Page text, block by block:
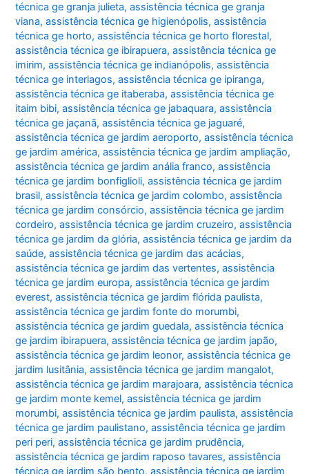
técnica ge granja julieta,assistência técnica ge granja
viana,assistência técnica ge higienópolis,assistência
técnica ge horto,assistência técnica ge horto florestal,
assistência técnica ge ibirapuera,assistência técnica ge
imirim,assistência técnica ge indianópolis,assistência
técnica ge interlagos,assistência técnica ge ipiranga,
assistência técnica ge itaberaba,assistência técnica ge
itaim bibi,assistência técnica ge jabaquara,assistência
técnica ge jaçanã,assistência técnica ge jaguaré,
assistência técnica ge jardim aeroporto,assistência técnica
ge jardim américa,assistência técnica ge jardim ampliação,
assistência técnica ge jardim anália franco,assistência
técnica ge jardim bonfiglioli,assistência técnica ge jardim
brasil,assistência técnica ge jardim colombo,assistência
técnica ge jardim consórcio,assistência técnica ge jardim
cordeiro,assistência técnica ge jardim cruzeiro,assistência
técnica ge jardim da glória,assistência técnica ge jardim da
saúde,assistência técnica ge jardim das acácias,
assistência técnica ge jardim das vertentes,assistência
técnica ge jardim europa,assistência técnica ge jardim
everest,assistência técnica ge jardim flórida paulista,
assistência técnica ge jardim fonte do morumbi,
assistência técnica ge jardim guedala,assistência técnica
ge jardim ibirapuera,assistência técnica ge jardim japão,
assistência técnica ge jardim leonor,assistência técnica ge
jardim lusitânia,assistência técnica ge jardim mangalot,
assistência técnica ge jardim marajoara,assistência técnica
ge jardim monte kemel,assistência técnica ge jardim
morumbi,assistência técnica ge jardim paulista,assistência
técnica ge jardim paulistano,assistência técnica ge jardim
peri peri,assistência técnica ge jardim prudência,
assistência técnica ge jardim raposo tavares,assistência
técnica ge jardim são bento,assistência técnica ge jardim